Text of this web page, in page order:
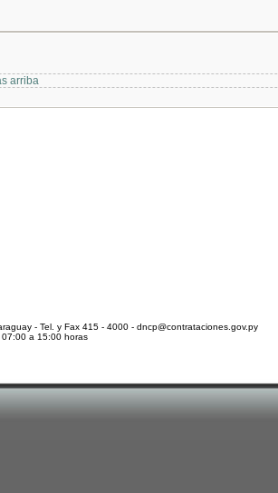
arriba
- Tel. y Fax 415 - 4000 - dncp@contrataciones.gov.py
a 15:00 horas